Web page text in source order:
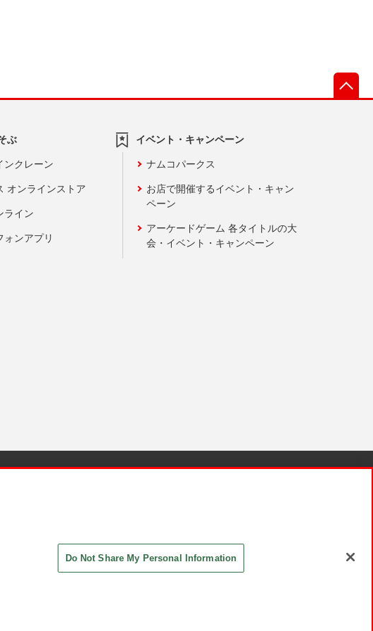
ぶ
ンクレーン
オンラインストア
ライン
ォンアプリ
イベント・キャンペーン
ナムコパークス
お店で開催するイベント・キャン
ペーン
アーケードゲーム 各タイトルの大
会・イベント・キャンペーン
Do Not Share My Personal Information